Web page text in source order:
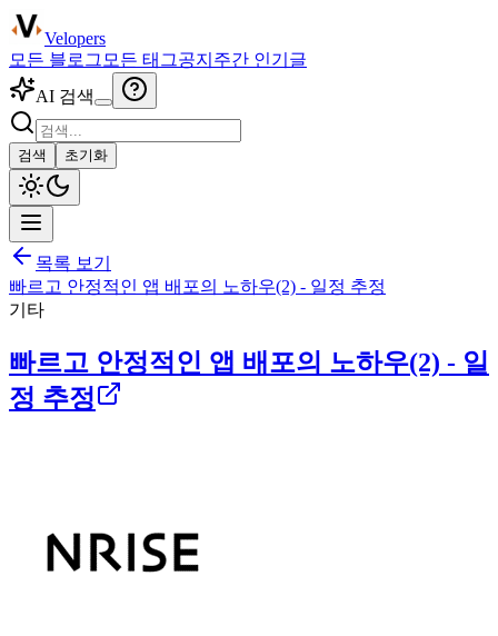
Velopers
모든 블로그 모든 태그공지 주간 인기글
AI 검색
검색 초기화
목록 보기
빠르고 안정적인 앱 배포의 노하우(2) - 일정 추정
기타
빠르고 안정적인 앱 배포의 노하우(2) - 일
정 추정